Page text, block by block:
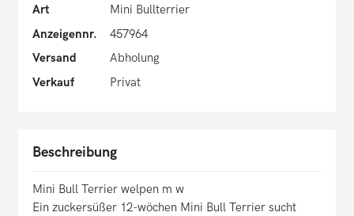
Art
Mini Bullterrier
Anzeigennr.
457964
Versand
Abholung
Verkauf
Privat
Beschreibung
Mini Bull Terrier welpen m w
Ein zuckersüßer 12-wöchen Mini Bull Terrier sucht